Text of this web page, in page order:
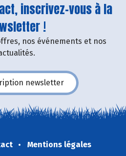
inscrivez-vous à la
!
nos événements et nos
newsletter
Mentions légales